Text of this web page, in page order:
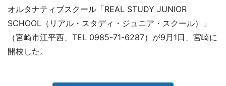
オルタナティブスクール「REAL STUDY JUNIOR
SCHOOL（リアル・スタディ・ジュニア・スクール）」
（宮崎市江平西、TEL 0985-71-6287）が9月1日、宮崎に
開校した。